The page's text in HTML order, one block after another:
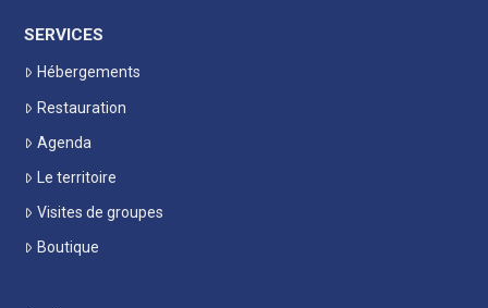
SERVICES
Hébergements
Restauration
Agenda
Le territoire
Visites de groupes
Boutique